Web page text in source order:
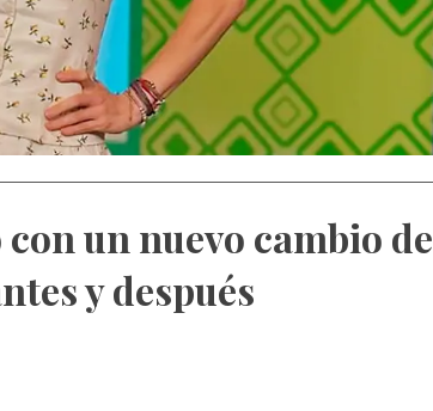
un nuevo cambio de
y después